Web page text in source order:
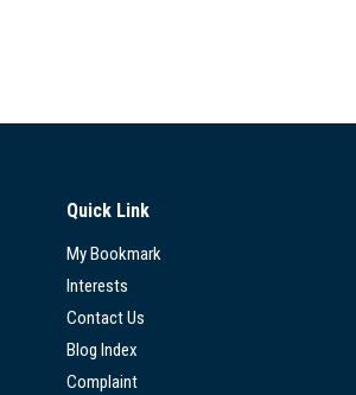
Quick Link
My Bookmark
Interests
Contact Us
Blog Index
Complaint